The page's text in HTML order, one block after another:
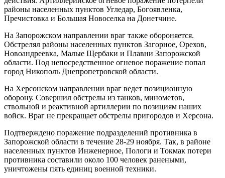
районы населенных пунктов Угледар, Богоявленка,
Пречистовка и Большая Новоселка на Донетчине.
На Запорожском направлении враг также обороняется.
Обстрелял районы населенных пунктов Загорное, Орехов,
Новоандреевка, Малые Щербаки и Плавни Запорожской
области. Под непосредственное огневое поражение попал
город Никополь Днепропетровской области.
На Херсонском направлении враг ведет позиционную
оборону. Совершил обстрелы из танков, минометов,
ствольной и реактивной артиллерии по позициям наших
войск. Враг не прекращает обстрелы пригородов и Херсона.
Подтверждено поражение подразделений противника в
Запорожской области в течение 28-29 ноября. Так, в районе
населенных пунктов Инженерное, Пологи и Токмак потери
противника составили около 100 человек ранеными,
уничтожены пять единиц военной техники.